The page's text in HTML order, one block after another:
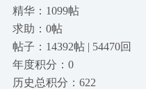
精华：1099帖
求助：0帖
帖子：14392帖 | 54470回
年度积分：0
历史总积分：622